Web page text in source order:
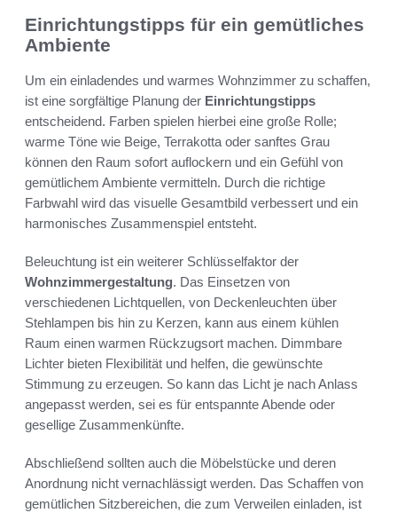
Einrichtungstipps für ein gemütliches
Ambiente
Um ein einladendes und warmes Wohnzimmer zu schaffen,
ist eine sorgfältige Planung der Einrichtungstipps
entscheidend. Farben spielen hierbei eine große Rolle;
warme Töne wie Beige, Terrakotta oder sanftes Grau
können den Raum sofort auflockern und ein Gefühl von
gemütlichem Ambiente vermitteln. Durch die richtige
Farbwahl wird das visuelle Gesamtbild verbessert und ein
harmonisches Zusammenspiel entsteht.
Beleuchtung ist ein weiterer Schlüsselfaktor der
Wohnzimmergestaltung. Das Einsetzen von
verschiedenen Lichtquellen, von Deckenleuchten über
Stehlampen bis hin zu Kerzen, kann aus einem kühlen
Raum einen warmen Rückzugsort machen. Dimmbare
Lichter bieten Flexibilität und helfen, die gewünschte
Stimmung zu erzeugen. So kann das Licht je nach Anlass
angepasst werden, sei es für entspannte Abende oder
gesellige Zusammenkünfte.
Abschließend sollten auch die Möbelstücke und deren
Anordnung nicht vernachlässigt werden. Das Schaffen von
gemütlichen Sitzbereichen, die zum Verweilen einladen, ist